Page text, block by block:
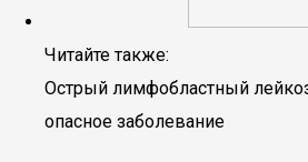
Читайте также:
Острый лимфобластный
опасное заболевание